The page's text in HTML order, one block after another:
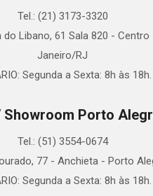
Tel.: (21) 3173-3320
do Libano, 61 Sala 820 - Centro
Janeiro/RJ
Segunda a Sexta: 8h às 18h.
Showroom Porto
Tel.: (51) 3554-0674
77 - Anchieta - Porto
Segunda a Sexta: 8h às 18h.